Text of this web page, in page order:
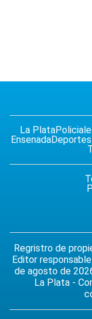
La Plata
EnsenadaDeportes
Regristro de
Editor
de agosto de
La Plata -